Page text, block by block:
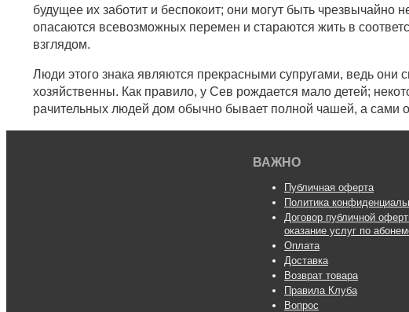
будущее их заботит и беспокоит; они могут быть
опасаются всевозможных перемен и стараются жить в
взглядом.
Люди этого знака являются прекрасными супругами, ведь они
хозяйственны. Как правило, у Сев рождается мало детей;
рачительных людей дом обычно бывает полной чашей, а сами
ВАЖНО
Публичная оферта
Политика
Договор публичной
оказание услуг по
Оплата
Доставка
Возврат товара
Правила Клуба
Вопрос